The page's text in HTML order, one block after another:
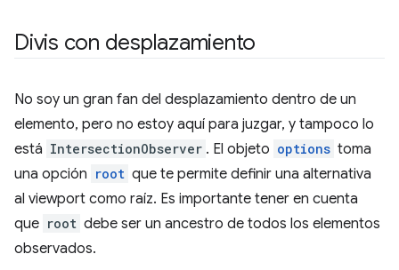
Divis con desplazamiento
No soy un gran fan del desplazamiento dentro de un
elemento, pero no estoy aquí para juzgar, y tampoco lo
está IntersectionObserver . El objeto options toma
una opción root que te permite definir una alternativa
al viewport como raíz. Es importante tener en cuenta
que root debe ser un ancestro de todos los elementos
observados.